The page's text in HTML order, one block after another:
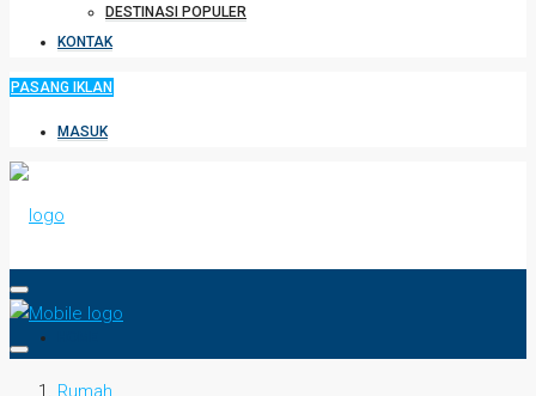
DESTINASI POPULER
KONTAK
PASANG IKLAN
MASUK
Rumah